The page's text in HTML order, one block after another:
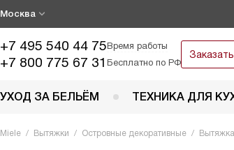
Москва
+7 495 540 44 75Время работы
+7 800 775 67 31 Бесплатно по РФ
УХОД ЗА БЕЛЬЁМ ТЕХНИКА ДЛЯ
Miele Вытяжки Островные декоративные